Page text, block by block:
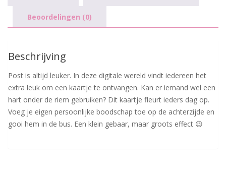
Beoordelingen (0)
Beschrijving
Post is altijd leuker. In deze digitale wereld vindt iedereen het
extra leuk om een kaartje te ontvangen. Kan er iemand wel een
hart onder de riem gebruiken? Dit kaartje fleurt ieders dag op.
Voeg je eigen persoonlijke boodschap toe op de achterzijde en
gooi hem in de bus. Een klein gebaar, maar groots effect 😉